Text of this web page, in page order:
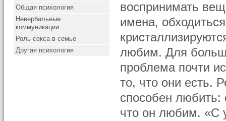
Общая психология
Невербальные
коммуникации
Роль секса в семье
Другая психология
воспринимать
имена,
любим. Для
проблема почти
то, что они есть.
способен любить:
что он любим. «С